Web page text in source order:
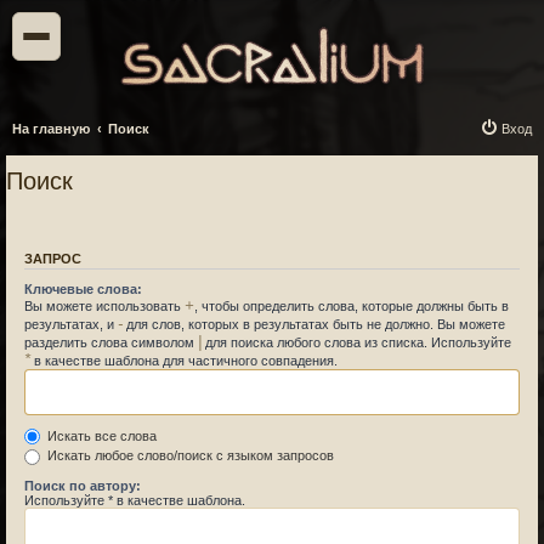
На главную Поиск Вход
Поиск
ЗАПРОС
Ключевые слова:
Вы можете использовать + , чтобы определить слова, которые должны быть в
результатах, и - для слов, которых в результатах быть не должно. Вы можете
разделить слова символом | для поиска любого слова из списка. Используйте
*в качестве шаблона для частичного совпадения.
Искать все слова
Искать любое слово/поиск с языком запросов
Поиск по автору:
Используйте * в качестве шаблона.